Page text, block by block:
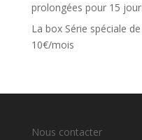
prolongées pour 15
La box Série spéciale
10€/mois
Nous contacter